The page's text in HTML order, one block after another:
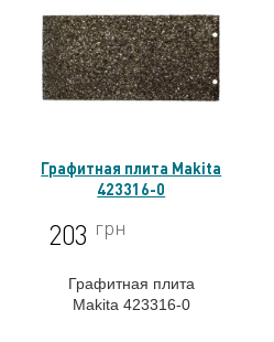
Графитная плита Makita
423316-0
203 грн
Графитная плита
Makita 423316-0